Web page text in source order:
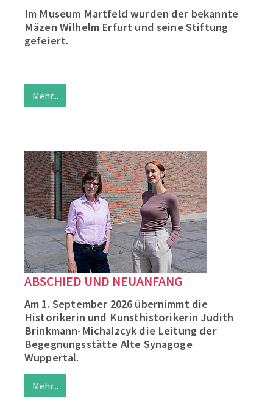
Im Museum Martfeld wurden der bekannte
Mäzen Wilhelm Erfurt und seine Stiftung
gefeiert.
Mehr...
ABSCHIED UND NEUANFANG
Am 1. September 2026 übernimmt die
Historikerin und Kunsthistorikerin Judith
Brinkmann-Michalzcyk die Leitung der
Begegnungsstätte Alte Synagoge
Wuppertal.
Mehr...